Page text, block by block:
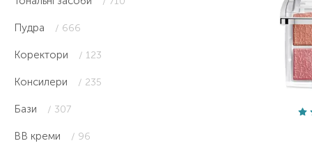
Пудра / 666
Коректори / 123
Консилери / 235
Бази / 307
ВВ креми / 96